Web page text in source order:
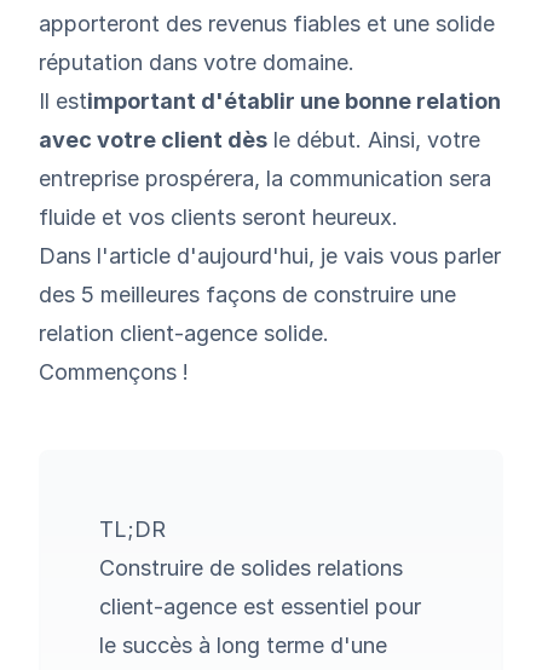
apporteront des revenus fiables et une solide
réputation dans votre domaine.
Il estimportant d'établir une bonne relation
avec votre client dès le début. Ainsi, votre
entreprise prospérera, la communication sera
fluide et vos clients seront heureux.
Dans l'article d'aujourd'hui, je vais vous parler
des 5 meilleures façons de construire une
relation client-agence solide.
Commençons !
TL;DR
Construire de solides relations
client-agence est essentiel pour
le succès à long terme d'une